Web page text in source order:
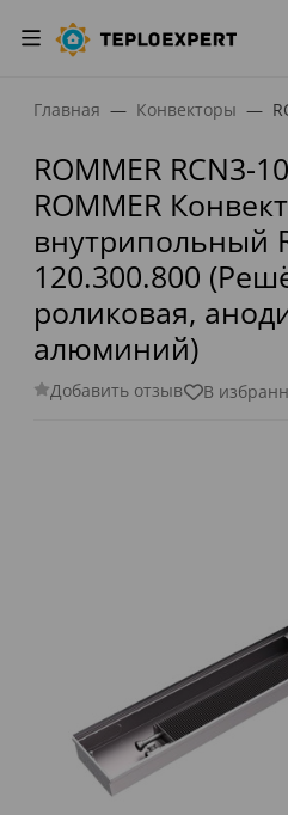
Главная Конвекторы
ROMMER RCN3-
ROMMER
внутрипольный
120.300.800
роликовая,
алюминий)
Добавить отзыв В